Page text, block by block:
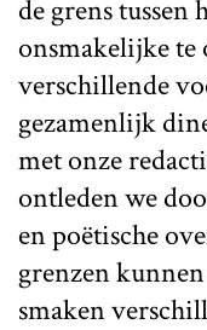
de grens tussen
onsmakelijke te
verschillende
gezamenlijk
met onze
ontleden we
en poëtische
grenzen
smaken